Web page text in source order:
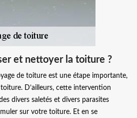
et nettoyer la toiture ?
de toiture est une étape importante,
D’ailleurs, cette intervention
divers saletés et divers parasites
sur votre toiture. Et en se